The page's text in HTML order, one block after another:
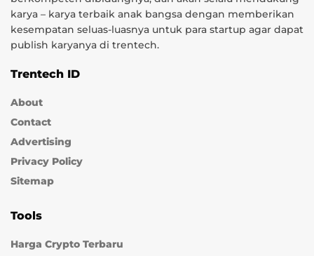
karya – karya terbaik anak bangsa dengan memberikan
kesempatan seluas-luasnya untuk para startup agar dapat
publish karyanya di trentech.
Trentech ID
About
Contact
Advertising
Privacy Policy
Sitemap
Tools
Harga Crypto Terbaru